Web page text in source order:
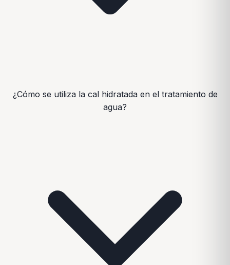
¿Cómo se utiliza la cal hidratada en el tratamiento de
agua?